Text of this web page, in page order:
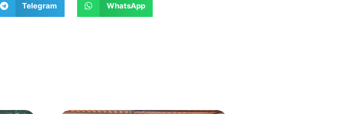
Telegram WhatsApp